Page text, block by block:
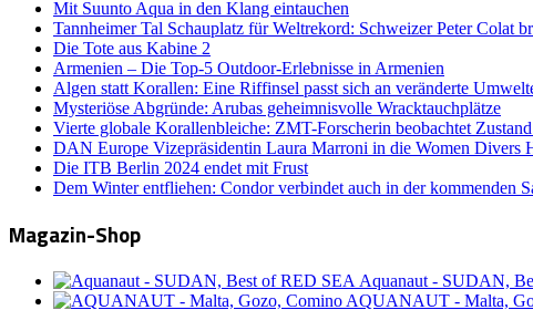
Mit Suunto Aqua in den Klang eintauchen
Tannheimer Tal Schauplatz für Weltrekord: Schweizer Peter Colat
Die Tote aus Kabine 2
Armenien – Die Top-5 Outdoor-Erlebnisse in Armenien
Algen statt Korallen: Eine Riffinsel passt sich an veränderte
Mysteriöse Abgründe: Arubas geheimnisvolle Wracktauchplätze
Vierte globale Korallenbleiche: ZMT-Forscherin beobachtet
DAN Europe Vizepräsidentin Laura Marroni in die Women Divers
Die ITB Berlin 2024 endet mit Frust
Dem Winter entfliehen: Condor verbindet auch in der kommenden
Magazin-Shop
Aquanaut - SUDAN,
AQUANAUT - Malta,